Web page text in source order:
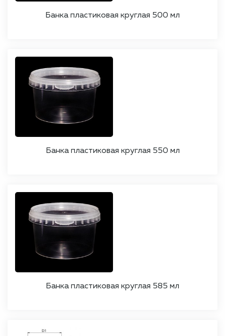
Банка пластиковая круглая 500 мл
Банка пластиковая круглая 550 мл
Банка пластиковая круглая 585 мл